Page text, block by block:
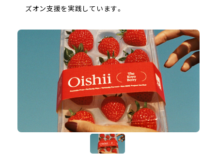
ズオン支援を実践しています。